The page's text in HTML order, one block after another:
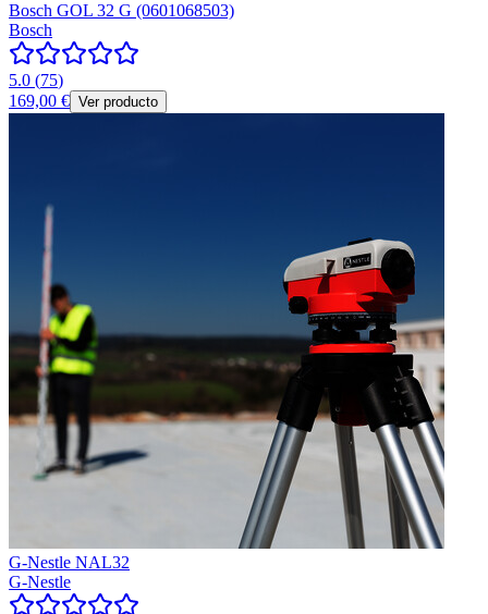
Bosch GOL 32 G (0601068503)
Bosch
5.0 (75)
169,00 € Ver producto
G-Nestle NAL32
G-Nestle